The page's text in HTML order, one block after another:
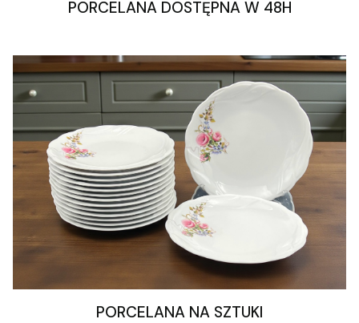
PORCELANA DOSTĘPNA W 48H
PORCELANA NA SZTUKI